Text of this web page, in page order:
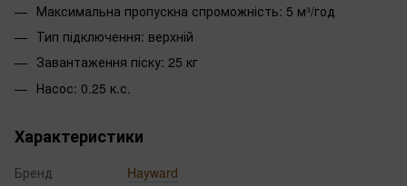
Максимальна пропускна спроможність: 5 м³/год
Тип підключення: верхній
Завантаження піску: 25 кг
Насос: 0.25 к.с.
Характеристики
Бренд
Hayward